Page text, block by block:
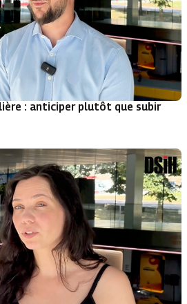
: anticiper plutôt que subir